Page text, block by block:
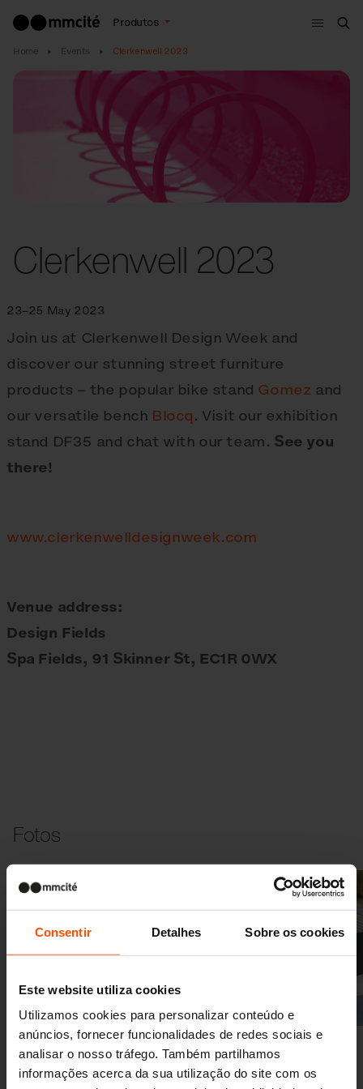
Consentir Detalhes Sobre os cookies
Este website utiliza cookies
Utilizamos cookies para personalizar conteúdo e
anúncios, fornecer funcionalidades de redes sociais e
analisar o nosso tráfego. Também partilhamos
informações acerca da sua utilização do site com os
Produtos
Menu
Home Events Clerkenwell 2023
Clerkenwell 2023
23–25 May 2023
Join us at Clerkenwell Design Week and
discover our stunning street furniture
products – the popular bike stand Gomez and
our versatile bench Blocq. Visit our exhibition
stand DF35 and chat with our team. See you
there!
www.clerkenwelldesignweek.com
Venue address:
Design Fields
Spa Fields, 91 Skinner St, EC1R 0WX
Fotos
Anterior